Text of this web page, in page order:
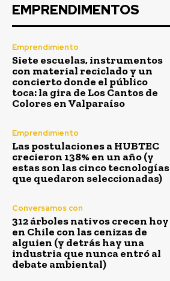
EMPRENDIMENTOS
Emprendimiento
Siete escuelas, instrumentos
con material reciclado y un
concierto donde el público
toca: la gira de Los Cantos de
Colores en Valparaíso
Emprendimiento
Las postulaciones a HUBTEC
crecieron 138% en un año (y
estas son las cinco tecnologías
que quedaron seleccionadas)
Conversamos con
312 árboles nativos crecen hoy
en Chile con las cenizas de
alguien (y detrás hay una
industria que nunca entró al
debate ambiental)